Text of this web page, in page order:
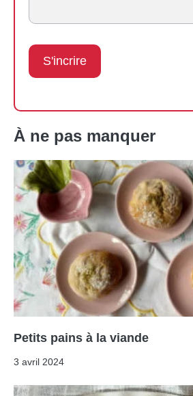
À ne pas manquer
Petits pains à la viande
3 avril 2024